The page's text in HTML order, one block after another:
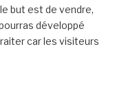
but est de vendre,
développé
car les visiteurs